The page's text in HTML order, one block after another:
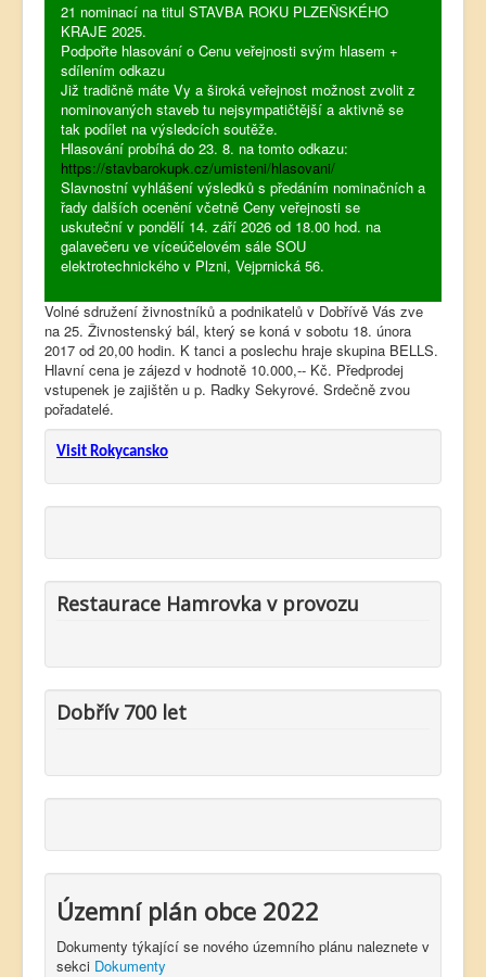
21 nominací na titul STAVBA ROKU PLZEŇSKÉHO
KRAJE 2025.
Podpořte hlasování o Cenu veřejnosti svým hlasem +
sdílením odkazu
Již tradičně máte Vy a široká veřejnost možnost zvolit z
nominovaných staveb tu nejsympatičtější a aktivně se
tak podílet na výsledcích soutěže.
Hlasování probíhá do 23. 8. na tomto odkazu:
https://stavbarokupk.cz/umisteni/hlasovani/
Slavnostní vyhlášení výsledků s předáním nominačních a
řady dalších ocenění včetně Ceny veřejnosti se
uskuteční v pondělí 14. září 2026 od 18.00 hod. na
galavečeru ve víceúčelovém sále SOU
elektrotechnického v Plzni, Vejprnická 56.
Volné sdružení živnostníků a podnikatelů v Dobřívě Vás zve
na 25. Živnostenský bál, který se koná v sobotu 18. února
2017 od 20,00 hodin. K tanci a poslechu hraje skupina BELLS.
Hlavní cena je zájezd v hodnotě 10.000,-- Kč. Předprodej
vstupenek je zajištěn u p. Radky Sekyrové. Srdečně zvou
pořadatelé.
Visit Rokycansko
Restaurace Hamrovka v provozu
Dobřív 700 let
Územní plán obce 2022
Dokumenty týkající se nového územního plánu naleznete v
sekci Dokumenty